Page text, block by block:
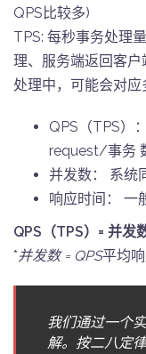
QPS比较多)
TPS: 每秒事务处理
理、服务端返回客
处理中，可能会对应
QPS（TPS）
request/事务
并发数： 系统
响应时间： 一
QPS（TPS）= 并发
*并发数 = QPS平均
我们通过一个
解。按二八定